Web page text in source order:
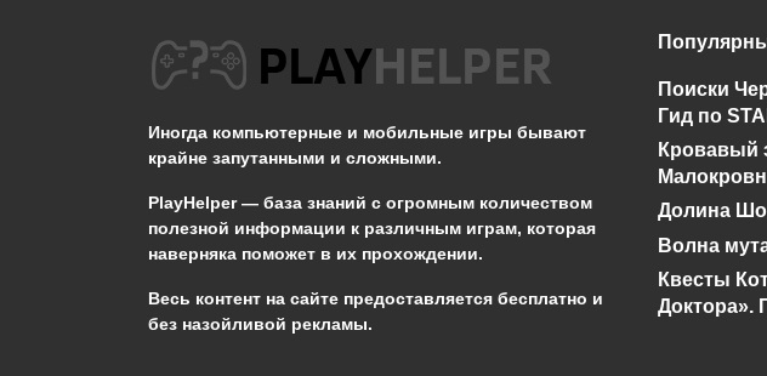
Как посмотреть чанки
0 1.6к.
Как покрасить стекло
в Майнкрафт
866
Иногда компьютерные и мобильные игры бывают
крайне запутанными и сложными.
PlayHelper — база знаний с огромным количеством
полезной информации к различным играм, которая
наверняка поможет в их прохождении.
Весь контент на сайте предоставляется бесплатно и
без назойливой рекламы.
Поиски
Гид по
Кровавый
Долина
Волна
Квесты
Доктора».
Сообщить об ошибке